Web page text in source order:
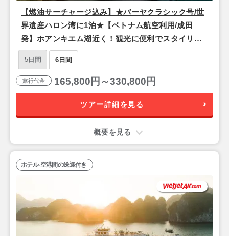
【燃油サーチャージ込み】★バーヤクラシック号/世
界遺産ハロン湾に1泊★【ベトナム航空利用/成田
発】ホアンキエム湖近く！観光に便利でスタイリッ
シュな4つ星『ザ・チーブティック・ハノイ（スーペ
リアルーム）』宿泊ハノイ4泊6日
5日間 6日間
旅行代金 165,800円～330,800円
ツアー詳細を見る
概要を見る
ホテル-空港間の送迎付き